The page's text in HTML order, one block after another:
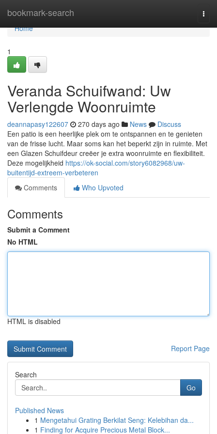
bookmark-search
Home
Home
1
Veranda Schuifwand: Uw
Verlengde Woonruimte
deannapasy122607 270 days ago News
Discuss
Een patio is een heerlijke plek om te ontspannen en te genieten
van de frisse lucht. Maar soms kan het beperkt zijn in ruimte. Met
een Glazen Schuifdeur creëer je extra woonruimte en flexibiliteit.
Deze mogelijkheid https://ok-social.com/story6082968/uw-
buitentijd-extreem-verbeteren
Comments
Who Upvoted
Comments
Submit a Comment
No HTML
HTML is disabled
Report Page
Search
Go
Published News
1 Mengetahui Grating Berkilat Seng: Kelebihan da...
1 Finding for Acquire Precious Metal Block...